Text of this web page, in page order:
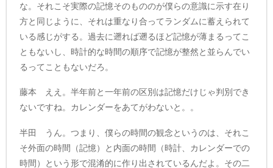
な。それこそ実際の記憶そのもののが僕らの意識に示す在り
方と同じように、それは重なり合ってランダムに蓄えられて
いる感じがする。過去に遡れば遡るほど記憶が薄まるってこ
ともないし、時計的な時間の順序で記憶が整然と並らんでい
るってこともないだろ。
藤本 ええ。半年前と一年前の区別は記憶だけじゃ判別でき
ないですね。カレンダーをあてがわないと。。
半田 うん。つまり、僕らの時間の観念というのは、それこ
そ外面の時間（記憶）と内面の時間（時計、カレンダーでの
時間）という形で混淆的に作り出されているんだよ。その二